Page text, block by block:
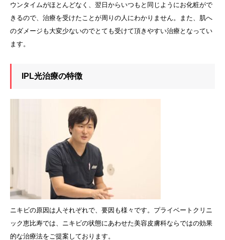
ウンタイムがほとんどなく、翌日からいつもと同じようにお化粧がで
きるので、治療を受けたことが周りの人にわかりません。また、肌へ
のダメージも大変少ないのでとても受けて頂きやすい治療となってい
ます。
IPL光治療の特徴
ニキビの原因は人それぞれで、要因も様々です。プライベートクリニ
ック恵比寿では、ニキビの状態にあわせた美容皮膚科ならではの効果
的な治療法をご提案しております。